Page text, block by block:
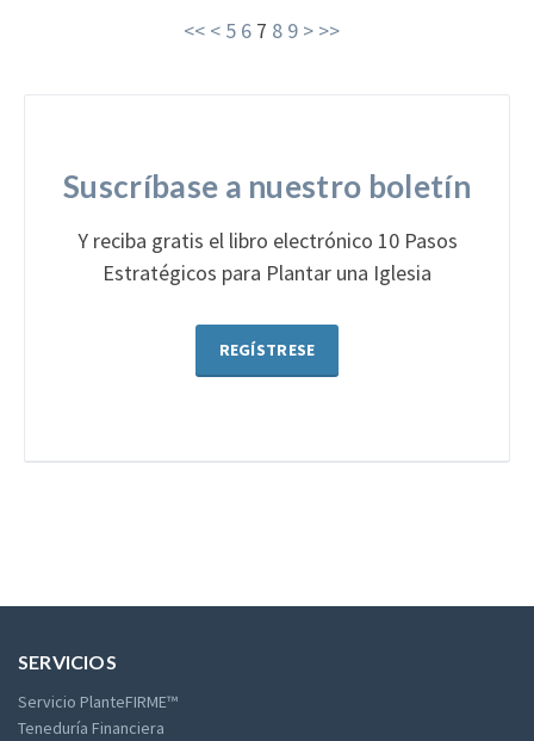
<< < 5 6 7 8 9 > >>
Suscríbase a nuestro boletín
Y reciba gratis el libro electrónico 10 Pasos
Estratégicos para Plantar una Iglesia
REGÍSTRESE
SERVICIOS
Servicio PlanteFIRME™
Teneduría Financiera